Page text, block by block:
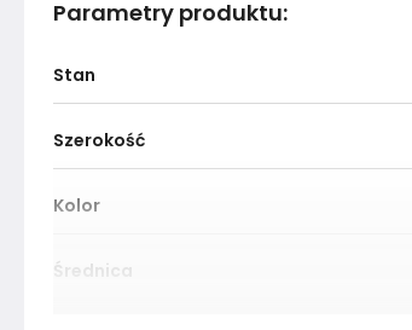
Parametry produktu:
Stan
Szerokość
Kolor
Średnica